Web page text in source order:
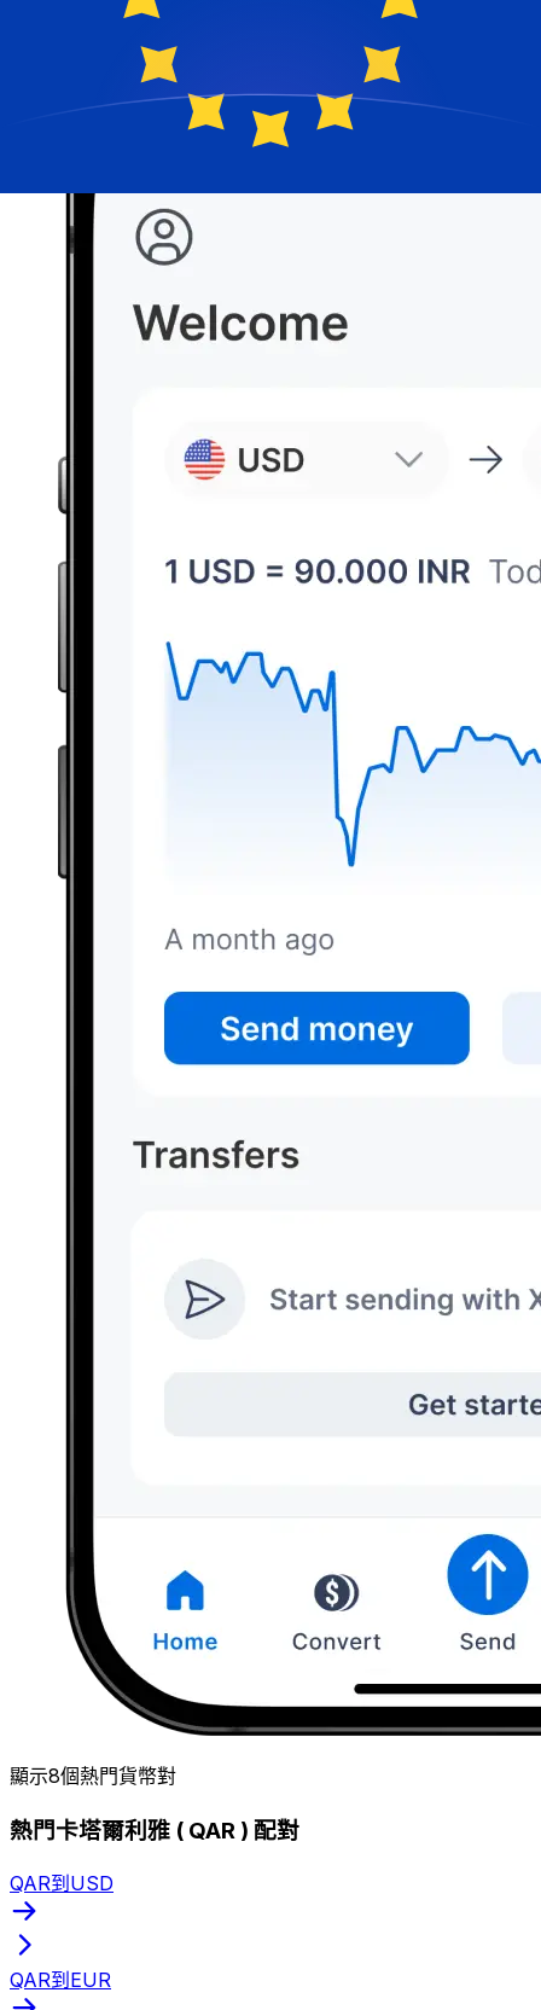
顯示8個熱門貨幣對
熱門卡塔爾利雅 ( QAR ) 配對
QAR到USD
QAR到EUR